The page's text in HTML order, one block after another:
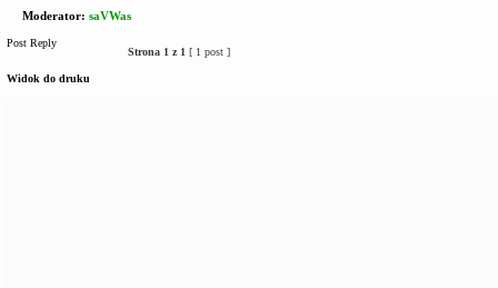
Moderator: saVWas
Post Reply
Strona 1 z 1 [ 1 post ]
Widok do druku